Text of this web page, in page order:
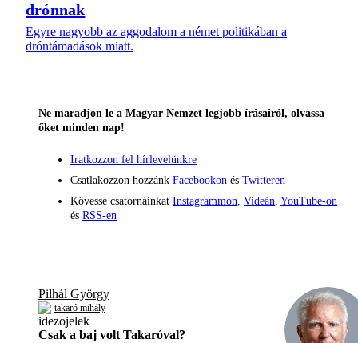
drónnak
Egyre nagyobb az aggodalom a német politikában a
dróntámadások miatt.
Ne maradjon le a Magyar Nemzet legjobb írásairól, olvassa
őket minden nap!
Iratkozzon fel hírlevelünkre
Csatlakozzon hozzánk Facebookon és Twitteren
Kövesse csatornáinkat Instagrammon, Videán, YouTube-on
és RSS-en
Pilhál György
takaró mihály
Csak a baj volt Takaróval?